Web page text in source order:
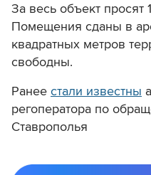
За весь объект просят
Помещения сданы в
квадратных метров
свободны.
Ранее стали известны
регоператора по
Ставрополья